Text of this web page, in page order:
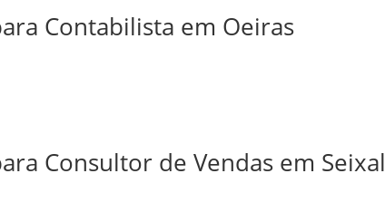
Contabilista em Oeiras
Consultor de Vendas em Seixal